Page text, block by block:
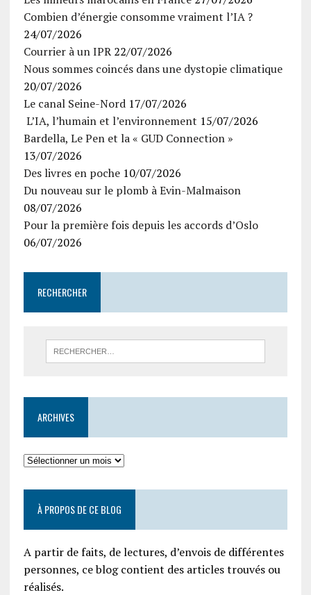
Combien d’énergie consomme vraiment l’IA ?
24/07/2026
Courrier à un IPR 22/07/2026
Nous sommes coincés dans une dystopie climatique
20/07/2026
Le canal Seine-Nord 17/07/2026
L’IA, l’humain et l’environnement 15/07/2026
Bardella, Le Pen et la « GUD Connection »
13/07/2026
Des livres en poche 10/07/2026
Du nouveau sur le plomb à Evin-Malmaison
08/07/2026
Pour la première fois depuis les accords d’Oslo
06/07/2026
RECHERCHER
ARCHIVES
À PROPOS DE CE BLOG
A partir de faits, de lectures, d’envois de différentes
personnes, ce blog contient des articles trouvés ou
réalisés.